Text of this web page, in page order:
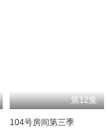
第12集
104号房间第三季